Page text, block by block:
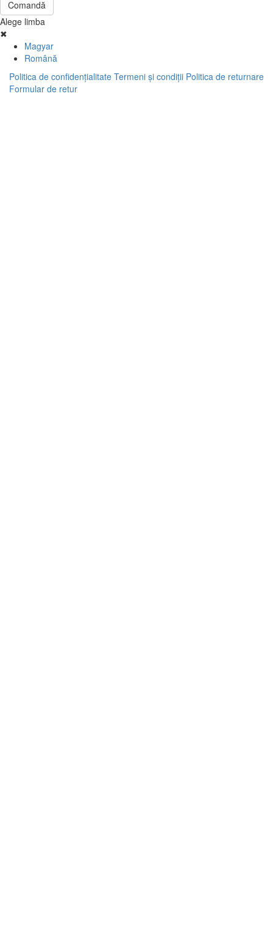
Comandă
Alege limba
✖
Magyar
Română
Politica de confidenţialitate Termeni şi condiţii Politica de returnare
Formular de retur